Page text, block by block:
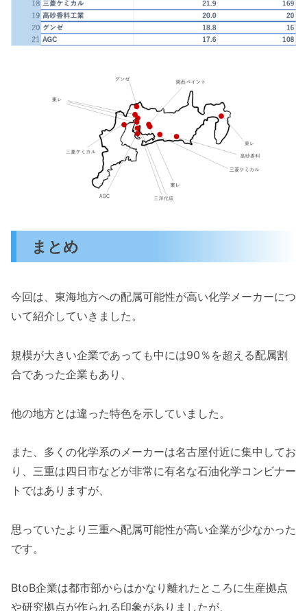
まとめ
今回は、東海地方への配属可能性が高い化学メーカーにつ
いて紹介していきました。
規模が大きい企業であっても中には90％を超える配属割
合であった企業もあり、
他の地方とは違った特色を示していました。
また、多くの化学系のメーカーは名古屋付近に集中してお
り、三重は四日市などが非常に有名な石油化学コンビナー
トではありますが、
思っていたより三重へ配属可能性が高い企業が少なかった
です。
BtoB企業は都市部からはかなり離れたところに生産拠点
や研究拠点が作られる印象がありましたが、